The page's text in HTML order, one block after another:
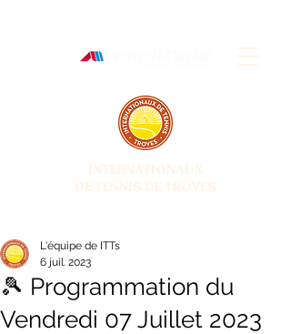
INTERNATIONAUX
DE TENNIS DE TROYES
🎾 Programmation du
Vendredi 07 Juillet 2023
L'équipe de ITTs
6 juil. 2023